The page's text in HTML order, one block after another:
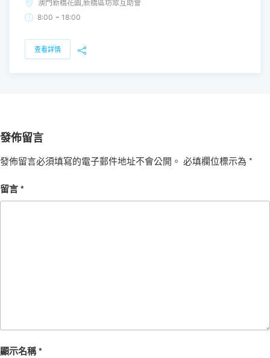
澳門新橋花園,新橋區坊眾互助會
8:00 - 18:00
查看詳情
發佈留言
發佈留言必須填寫的電子郵件地址不會公開。 必填欄位標示為 *
留言*
顯示名稱*